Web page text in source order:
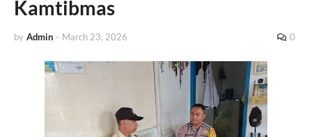
Kamtibmas
by Admin - March 23, 2026 0